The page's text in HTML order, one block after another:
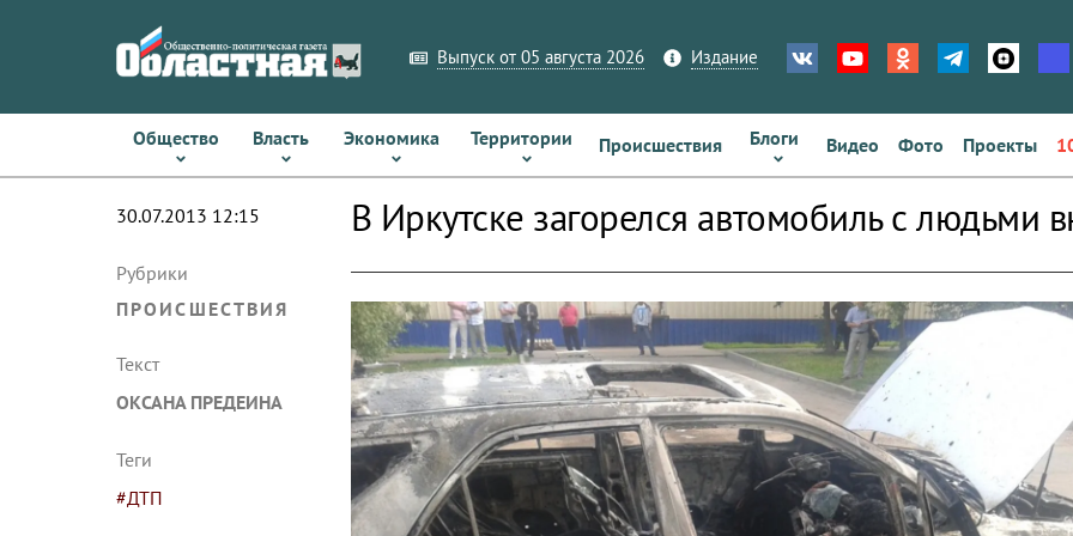
Выпуск от 05 августа 2026 Издание
Общество Власть Экономика Территории Происшествия Блоги Видео Фото Проекты
30.07.2013 12:15
Рубрики
ПРОИСШЕСТВИЯ
Текст
ОКСАНА ПРЕДЕИНА
Теги
#ДТП
В Иркутске загорелся автомобиль с людьми